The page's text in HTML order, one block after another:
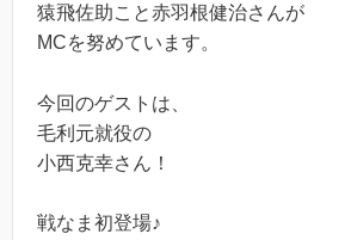
猿飛佐助こと赤羽根健治さんが
MCを努めています。
今回のゲストは、
毛利元就役の
小西克幸さん！
戦なま初登場♪